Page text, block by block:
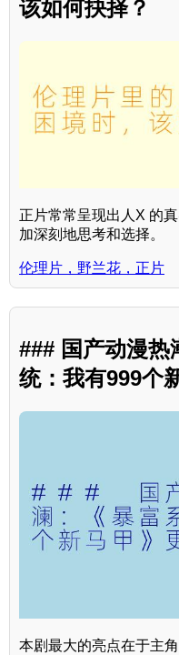
该如何抉择？
正片常常呈现出人X 的
加深刻地思考和选择。
伦理片，野兰花，正片
### 国产动漫热
统：我有999个
本剧最大的亮点在于主